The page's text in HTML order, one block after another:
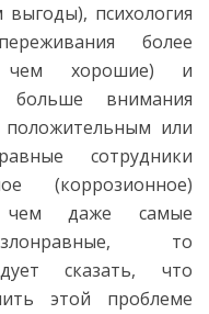
психология
более
чем хорошие) и
больше внимания
или
сотрудники
(коррозионное)
чем даже самые
то
сказать, что
этой проблеме